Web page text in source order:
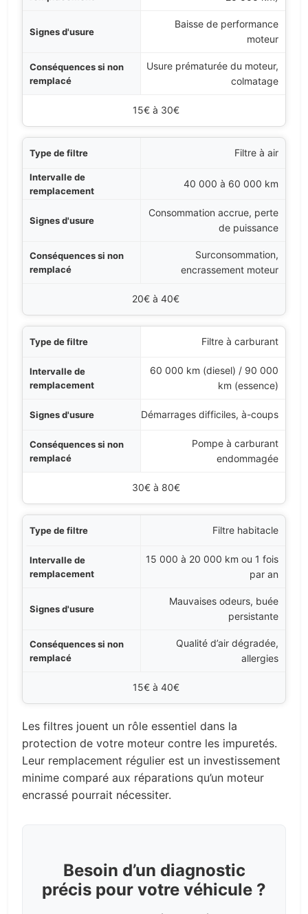
Coût moyen
Baisse de performance
moteur
Usure prématurée du moteur,
colmatage
15€ à 30€
Filtre à air
40 000 à 60 000 km
Consommation accrue, perte
de puissance
Surconsommation,
encrassement moteur
20€ à 40€
Filtre à carburant
60 000 km (diesel) / 90 000
km (essence)
Démarrages difficiles, à-coups
Pompe à carburant
endommagée
30€ à 80€
Filtre habitacle
15 000 à 20 000 km ou 1 fois
par an
Mauvaises odeurs, buée
persistante
Qualité d’air dégradée,
allergies
15€ à 40€
Les filtres jouent un rôle essentiel dans la
protection de votre moteur contre les impuretés.
Leur remplacement régulier est un investissement
minime comparé aux réparations qu’un moteur
encrassé pourrait nécessiter.
Besoin d’un diagnostic
précis pour votre véhicule ?